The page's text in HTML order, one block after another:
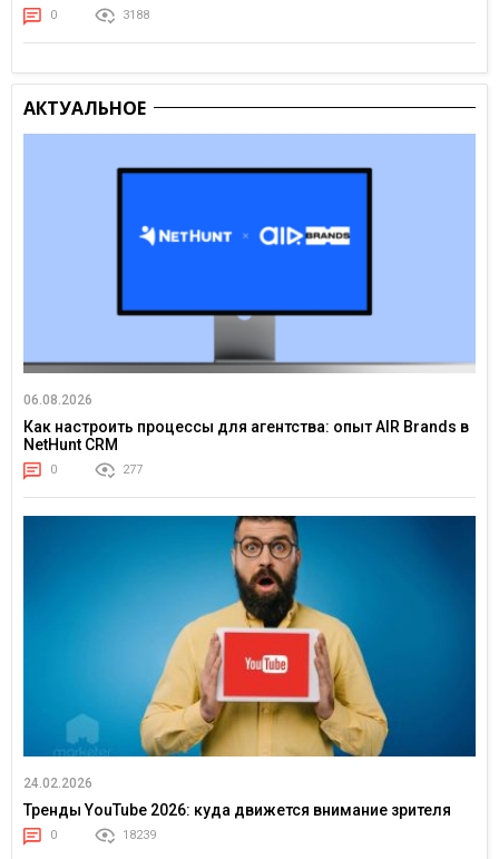
0 3188
АКТУАЛЬНОЕ
06.08.2026
Как настроить процессы для агентства: опыт AIR Brands в
NetHunt CRM
0 277
24.02.2026
Тренды YouTube 2026: куда движется внимание зрителя
0 18239